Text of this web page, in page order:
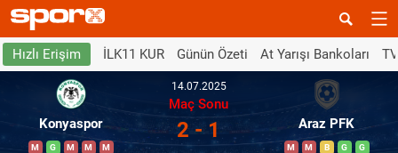
Hızlı Erişim İLK11 KUR Günün Özeti At Yarışı Bankoları
Konyaspor
M G M M M
14.07.2025
Maç Sonu
2 - 1 Araz PFK
M M B G G